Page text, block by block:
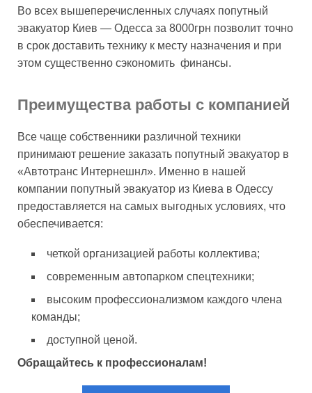
Во всех вышеперечисленных случаях попутный
эвакуатор Киев — Одесса за 8000грн позволит точно
в срок доставить технику к месту назначения и при
этом существенно сэкономить финансы.
Преимущества работы с компанией
Все чаще собственники различной техники
принимают решение заказать попутный эвакуатор в
«Автотранс Интернешнл». Именно в нашей
компании попутный эвакуатор из Киева в Одессу
предоставляется на самых выгодных условиях, что
обеспечивается:
четкой организацией работы коллектива;
современным автопарком спецтехники;
высоким профессионализмом каждого члена
команды;
доступной ценой.
Обращайтесь к профессионалам!